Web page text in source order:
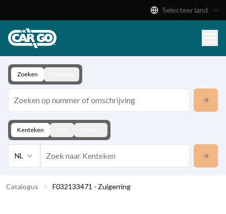
Download
Contact
Selecteer land
Zoeken
Kenteken
NL
Catalogus F032133471 - Zuigerring